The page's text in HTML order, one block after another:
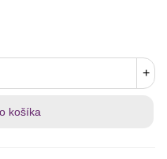
+
košíka